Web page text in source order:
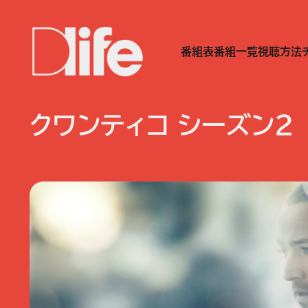
番組表番組一覧視聴方法
クワンティコ シーズン2